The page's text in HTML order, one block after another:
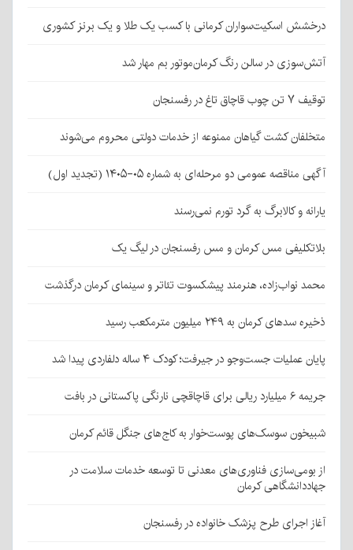
درخشش اسکیت‌سواران کرمانی با کسب یک طلا و یک برنز کشوری
آتش‌سوزی در سالن رنگ کرمان‌موتور بم مهار شد
توقیف ۷ تن چوب قاچاق تاغ در رفسنجان
متخلفان کشت گیاهان ممنوعه از خدمات دولتی محروم می‌شوند
آگهی مناقصه عمومی دو مرحله‌ای به شماره ۰۵-۱۴۰۵ (تجدید اول)
یارانه و کالابرگ به گرد تورم نمی‌رسند
بلاتکلیفی مس کرمان و مس رفسنجان در لیگ یک
محمد نواب‌زاده، هنرمند پیشکسوت تئاتر و سینمای کرمان درگذشت
ذخیره سدهای کرمان به ۲۴۹ میلیون مترمکعب رسید
پایان عملیات جست‌وجو در جیرفت؛ کودک ۴ ساله دلفاردی پیدا شد
جریمه ۶ میلیارد ریالی برای قاچاقچی نارنگی پاکستانی در بافت
شبیخون سوسک‌های پوست‌خوار به کاج‌های جنگل قائم کرمان
از بومی‌سازی فناوری‌های معدنی تا توسعه خدمات سلامت در
جهاددانشگاهی کرمان
آغاز اجرای طرح پزشک خانواده در رفسنجان